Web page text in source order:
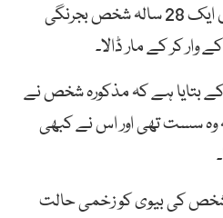
دہلی میں پیش آیا ہے جہاں ایک 28 سالہ شخص بجرنگی
وار کر کے مار ڈالا۔
کے بتایا ہے کہ مذکورہ شخص نے
وہ سست تھی اور اس نے کبھی
کی بیوی کو زخمی حالت